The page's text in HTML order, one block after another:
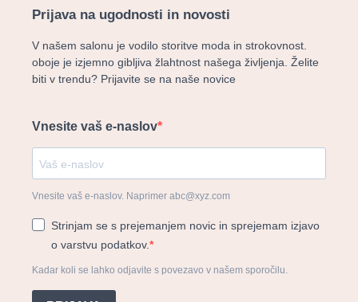
Prijava na ugodnosti in novosti
V našem salonu je vodilo storitve moda in strokovnost.
oboje je izjemno gibljiva žlahtnost našega življenja. Želite
biti v trendu? Prijavite se na naše novice
Vnesite vaš e-naslov
Vnesite vaš e-naslov. Naprimer abc@xyz.com
Strinjam se s prejemanjem novic in sprejemam izjavo
o varstvu podatkov.
Kadar koli se lahko odjavite s povezavo v našem sporočilu.